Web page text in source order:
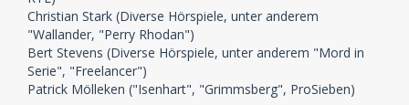
Christian Stark (Diverse Hörspiele, unter anderem
"Wallander, "Perry Rhodan")
Bert Stevens (Diverse Hörspiele, unter anderem "Mord in
Serie", "Freelancer")
Patrick Mölleken ("Isenhart", "Grimmsberg", ProSieben)